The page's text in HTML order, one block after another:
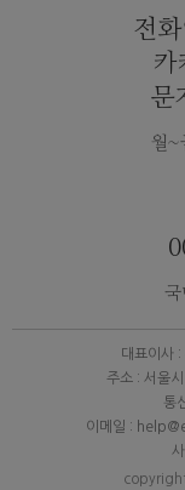
전
카
문
월~
국
대표이사 :
주소 : 서울
통
이메일 :